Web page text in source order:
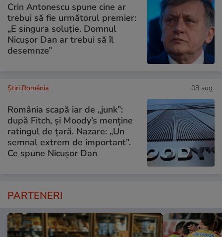
Crin Antonescu spune cine ar
trebui să fie următorul premier:
„E singura soluție. Domnul
Nicușor Dan ar trebui să îl
desemnze”
Știri România 08 aug.
România scapă iar de „junk”:
după Fitch, și Moody’s menține
ratingul de țară. Nazare: „Un
semnal extrem de important”.
Ce spune Nicușor Dan
PARTENERI